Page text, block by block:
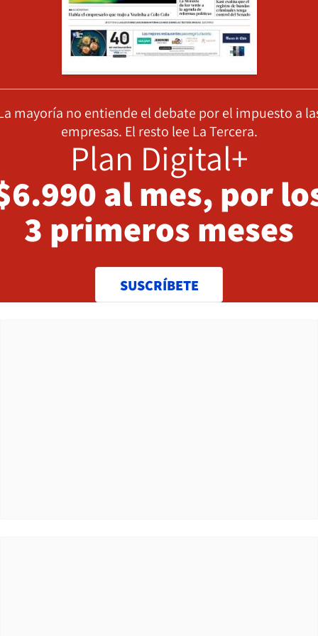
mayoría no entiende el debate por el impuesto a
empresas. El resto lee La Tercera.
Plan Digital+
al mes, por
3 primeros meses
SUSCRÍBETE